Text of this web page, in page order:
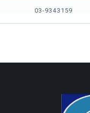
03-9343159